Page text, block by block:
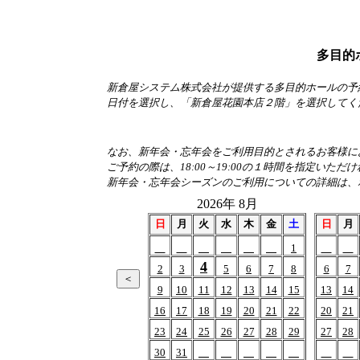
多目的
新倉屋システム株式会社が提供する多目的ホールの
日付を選択し、「新倉屋花園本店２階」を選択して
なお、新年会・忘年会をご利用目的とされるお客様
ご予約の際は、18:00～19:00の１時間を指定いただ
新年会・忘年会シーズンのご利用についての詳細は
2026年 8月
日 月 火 水 木 金
土
1
2
3 4 5 6 7
8
9
10 11 12 13 14
15
16
17 18 19 20 21
22
23
24 25 26 27 28
29
30
31
日 月
6
7
13
14
20
21
27
28